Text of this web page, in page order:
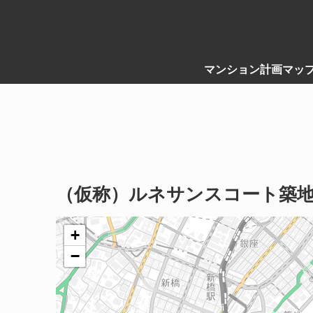
マンション計画マッ
（仮称）ルネサンスコート築
+
−